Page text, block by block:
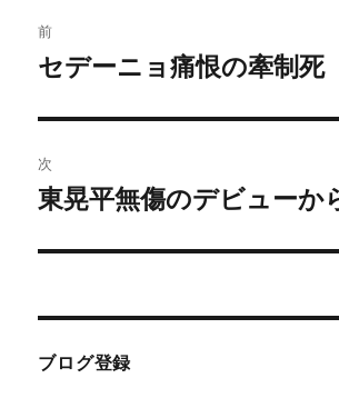
稿
ビ
ゲ
ー
前
前
投
稿:
セデーニョ痛恨の牽制死
次
次
投
東晃平無傷のデビューか
ブログ登録